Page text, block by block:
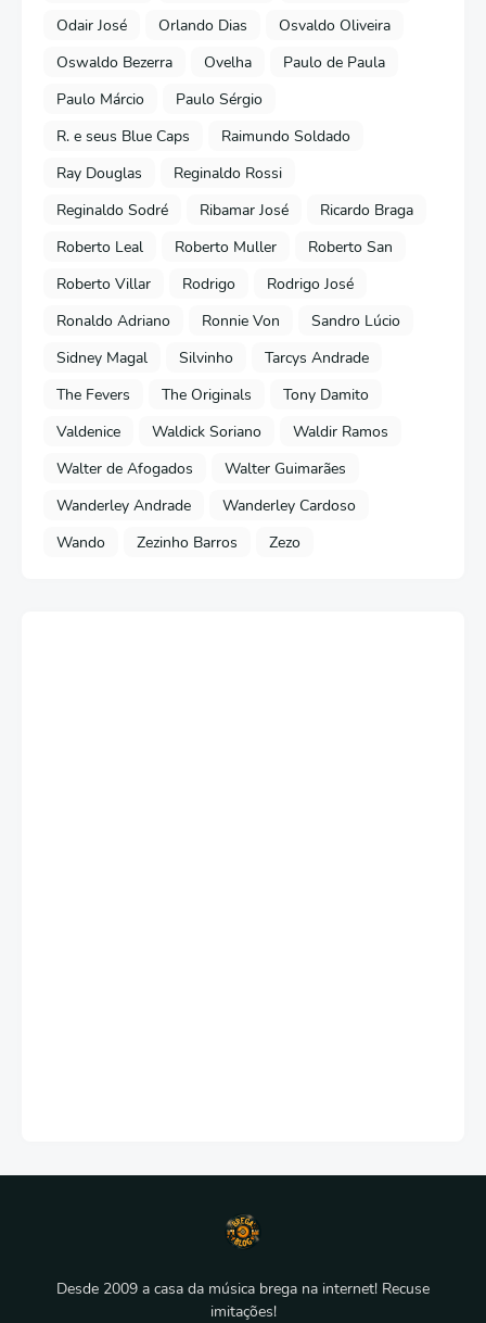
Odair José
Orlando Dias
Osvaldo Oliveira
Oswaldo Bezerra
Ovelha
Paulo de Paula
Paulo Márcio
Paulo Sérgio
R. e seus Blue Caps
Raimundo Soldado
Ray Douglas
Reginaldo Rossi
Reginaldo Sodré
Ribamar José
Ricardo Braga
Roberto Leal
Roberto Muller
Roberto San
Roberto Villar
Rodrigo
Rodrigo José
Ronaldo Adriano
Ronnie Von
Sandro Lúcio
Sidney Magal
Silvinho
Tarcys Andrade
The Fevers
The Originals
Tony Damito
Valdenice
Waldick Soriano
Waldir Ramos
Walter de Afogados
Walter Guimarães
Wanderley Andrade
Wanderley Cardoso
Wando
Zezinho Barros Zezo
Desde 2009 a casa da música brega na internet! Recuse
imitações!